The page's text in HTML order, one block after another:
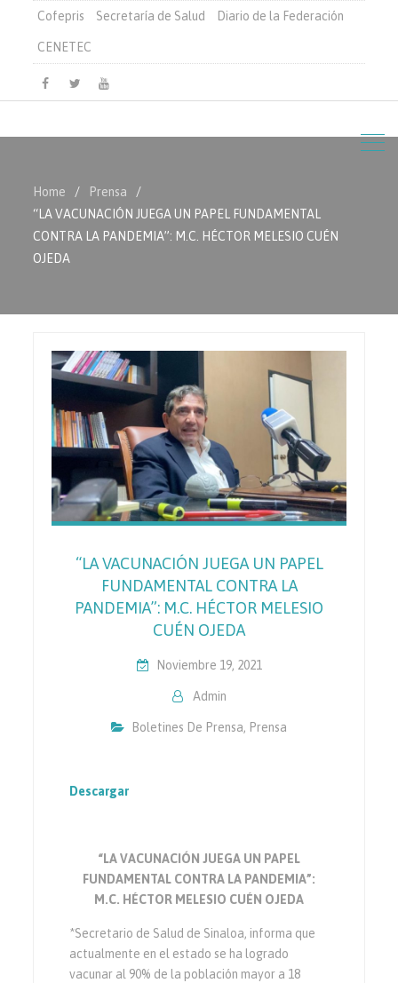
Cofepris Secretaría de Salud Diario de la Federación
CENETEC
Facebook
TwitterYoutube
Home
Prensa
“LA VACUNACIÓN JUEGA UN PAPEL FUNDAMENTAL
CONTRA LA PANDEMIA”: M.C. HÉCTOR MELESIO CUÉN
OJEDA
“LA VACUNACIÓN JUEGA UN PAPEL
FUNDAMENTAL CONTRA LA
PANDEMIA”: M.C. HÉCTOR MELESIO
CUÉN OJEDA
Noviembre 19, 2021
Admin
Boletines De Prensa, Prensa
Descargar
“LA VACUNACIÓN JUEGA UN PAPEL
FUNDAMENTAL CONTRA LA PANDEMIA”:
M.C. HÉCTOR MELESIO CUÉN OJEDA
*Secretario de Salud de Sinaloa, informa que
actualmente en el estado se ha logrado
vacunar al 90% de la población mayor a 18